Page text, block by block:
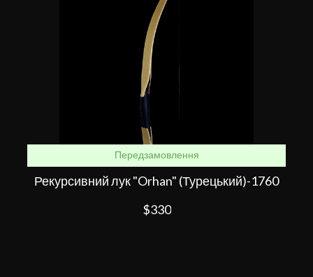
Передзамовлення
Рекурсивний лук "Orhan" (Турецький)-1760
$330